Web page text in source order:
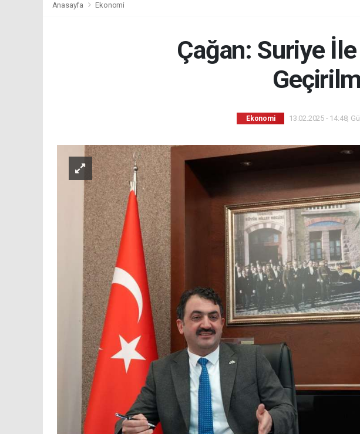
Anasayfa Ekonomi
Çağan: Suriye İle
Ekonomi 13.02.2025 - 14:48,